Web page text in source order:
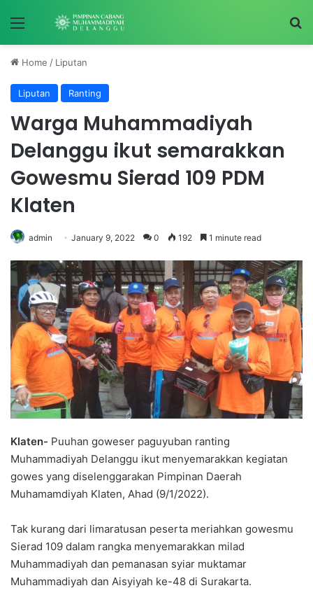
Home / Liputan
Liputan Ranting
Warga Muhammadiyah
Delanggu ikut semarakkan
Gowesmu Sierad 109 PDM
Klaten
admin January 9, 2022 0 192 1 minute read
Klaten- Puuhan goweser paguyuban ranting
Muhammadiyah Delanggu ikut menyemarakkan kegiatan
gowes yang diselenggarakan Pimpinan Daerah
Muhamamdiyah Klaten, Ahad (9/1/2022).
Tak kurang dari limaratusan peserta meriahkan gowesmu
Sierad 109 dalam rangka menyemarakkan milad
Muhammadiyah dan pemanasan syiar muktamar
Muhammadiyah dan Aisyiyah ke-48 di Surakarta.